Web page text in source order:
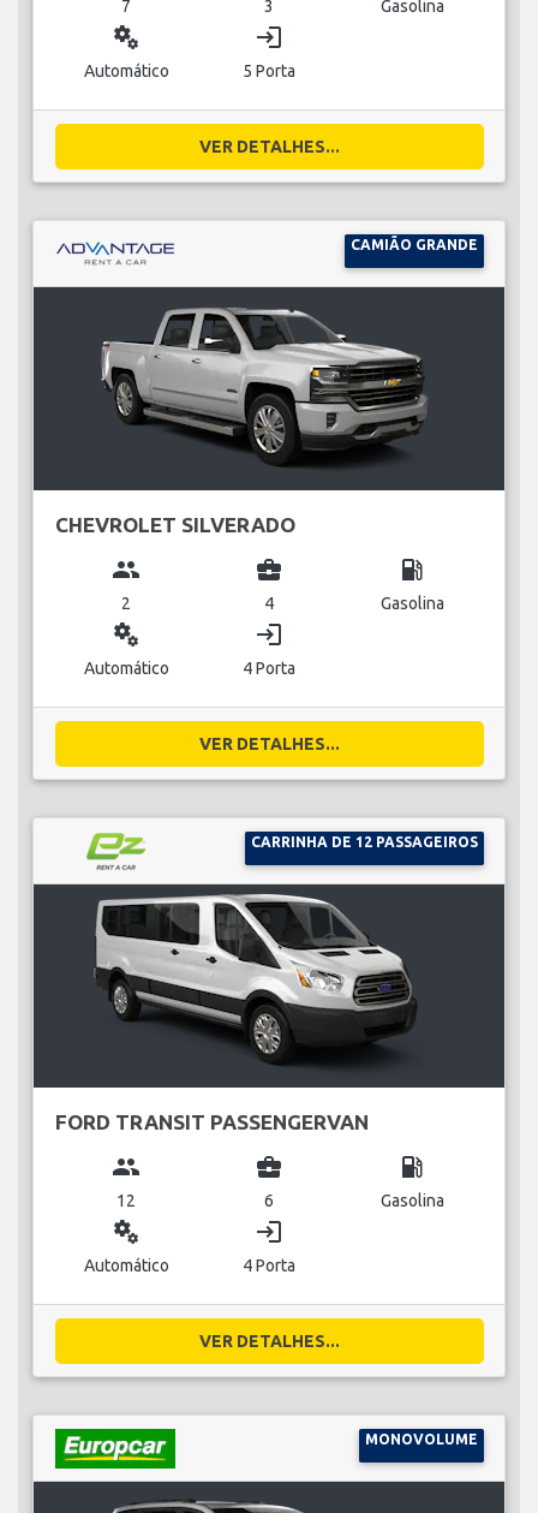
7 3 Gasolina
miscellaneous_services
Automático
login
5 Porta
VER DETALHES...
CAMIÃO GRANDE
CHEVROLET SILVERADO
group
2
business_center
4
local_gas_station
Gasolina
miscellaneous_services
Automático
login
4 Porta
VER DETALHES...
CARRINHA DE 12 PASSAGEIROS
FORD TRANSIT PASSENGERVAN
group
12
business_center
6
local_gas_station
Gasolina
miscellaneous_services
Automático
login
4 Porta
VER DETALHES...
MONOVOLUME